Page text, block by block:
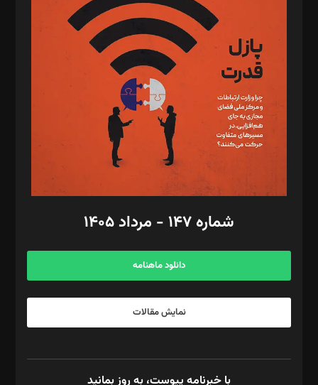
د‌بیر تحریریه آنلاین: بابک نقاش
تحریریه‌: مجتبی محمود‌ی، آرش برهمند، یسنا امان‌پور، سروش کرمیان،
مصطفی مسجدی آرانی، ابوالفضل رجبی، زهرا فکرانه، فائزه فتحی
رستمی،مصطفی باستان
ویرایش: نگار استاد‌‌آقا
طراح یونیفرم: مجید توکلی
فیلمبرداری و عکاسی: امیر شفیعی، مانی لطفی زاده
گرافیک و صفحه‌آرایی: سید‌سبحان‌علی ثابت
مد‌یر توسعه تجاری: کامبیز برید‌
امور مالی: شاپور رهبری، محمد‌ کاظمی‌نیا
آگهی و مشترکین: ۰۹۱۹۹۹۹۰۴۵۴
شماره ۱۴۷ - مرداد ۱۴۰۵
دانلود ماهنامه
نمایش مقالات
با خبرنامه پیوست، به روز بمانید